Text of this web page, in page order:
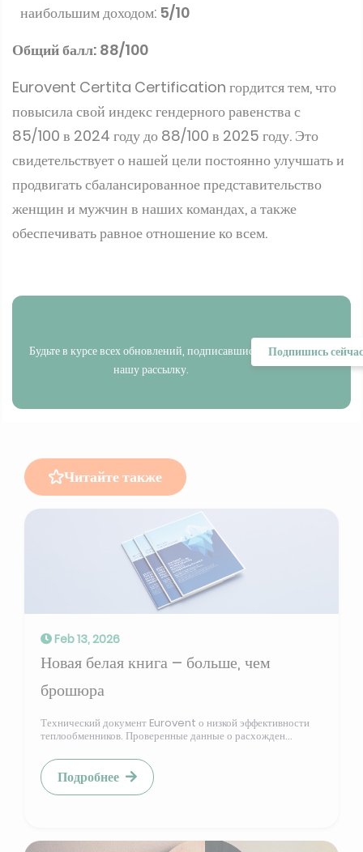
наибольшим доходом: 5/10
Общий балл: 88/100
Eurovent Certita Certification гордится тем, что
повысила свой индекс гендерного равенства с
85/100 в 2024 году до 88/100 в 2025 году. Это
свидетельствует о нашей цели постоянно улучшать и
продвигать сбалансированное представительство
женщин и мужчин в наших командах, а также
обеспечивать равное отношение ко всем.
Будьте в курсе всех обновлений, подписавшись на
нашу рассылку.
Подпишись
Читайте также
Feb 13, 2026
Новая белая книга – больше, чем
брошюра
Технический документ Eurovent о низкой эффективности
теплообменников. Проверенные данные о расхожден...
Подробнее